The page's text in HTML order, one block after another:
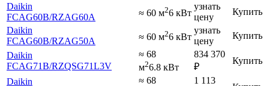
Daikin
FCAG60B/RZAG60A ≈ 60 м26 кВт
узнать
цену
Купить
Daikin
FCAG60B/RZAG50A ≈ 60 м26 кВт
узнать
цену
Купить
Daikin
FCAG71B/RZQSG71L3V
≈ 68
м26.8 кВт
834 370
₽
Купить
Daikin ≈ 68 1 113